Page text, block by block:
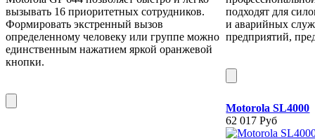
вызывать 16 приоритетных сотрудников.
Формировать экстренный вызов
определенному человеку или группе можно
единственным нажатием яркой оранжевой
кнопки.
подходят для
и аварийных
предприятий,
Motorola SL4000
62 017 Руб